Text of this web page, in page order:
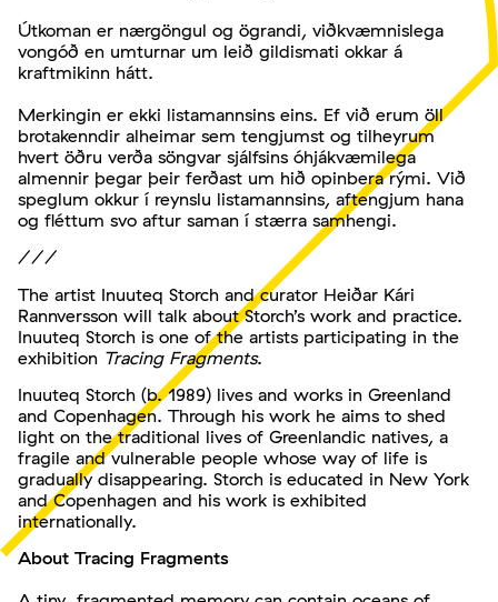
Útkoman er nærgöngul og ögrandi, viðkvæmnislega
vongóð en umturnar um leið gildismati okkar á
kraftmikinn hátt.
Merkingin er ekki listamannsins eins. Ef við erum öll
brotakenndir alheimar sem tengjumst og tilheyrum
hvert öðru verða söngvar sjálfsins óhjákvæmilega
almennir þegar þeir ferðast um hið opinbera rými. Við
speglum okkur í reynslu listamannsins, aftengjum hana
og fléttum svo aftur saman í stærra samhengi.
///
The artist Inuuteq Storch and curator Heiðar Kári
Rannversson will talk about Storch’s work and practice.
Inuuteq Storch is one of the artists participating in the
exhibition Tracing Fragments.
Inuuteq Storch (b. 1989) lives and works in Greenland
and Copenhagen. Through his work he aims to shed
light on the traditional lives of Greenlandic natives, a
fragile and vulnerable people whose way of life is
gradually disappearing. Storch is educated in New York
and Copenhagen and his work is exhibited
internationally.
About Tracing Fragments